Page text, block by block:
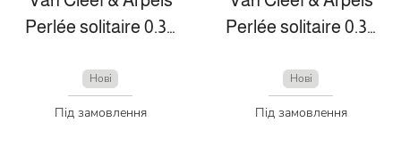
Perlée solitaire 0.30 ct EVVS2
Нові
Під замовлення
Perlée solitaire 0.30 ct EVVS2
Нові
Під замовлення